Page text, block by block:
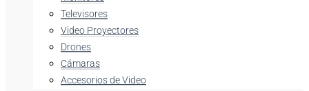
Televisores
Video Proyectores
Drones
Cámaras
Accesorios de Video